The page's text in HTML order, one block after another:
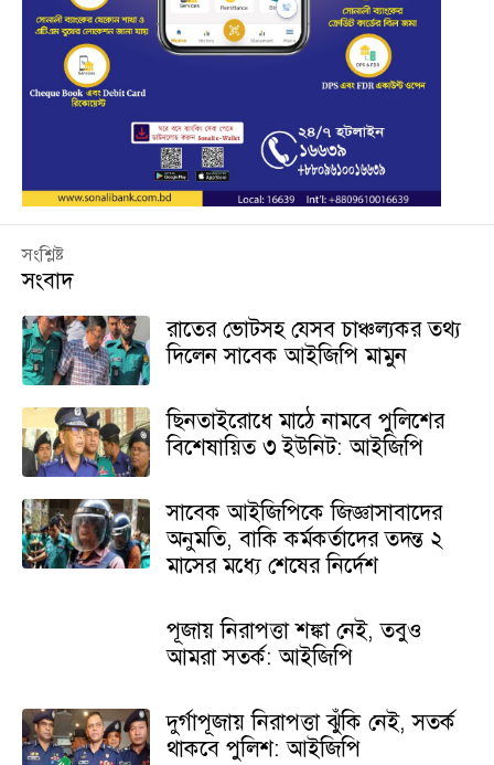
সংশ্লিষ্ট
সংবাদ
রাতের ভোটসহ যেসব চাঞ্চল্যকর তথ্য
দিলেন সাবেক আইজিপি মামুন
ছিনতাইরোধে মাঠে নামবে পুলিশের
বিশেষায়িত ৩ ইউনিট: আইজিপি
সাবেক আইজিপিকে জিজ্ঞাসাবাদের
অনুমতি, বাকি কর্মকর্তাদের তদন্ত ২
মাসের মধ্যে শেষের নির্দেশ
পূজায় নিরাপত্তা শঙ্কা নেই, তবুও
আমরা সতর্ক: আইজিপি
দুর্গাপূজায় নিরাপত্তা ঝুঁকি নেই, সতর্ক
থাকবে পুলিশ: আইজিপি